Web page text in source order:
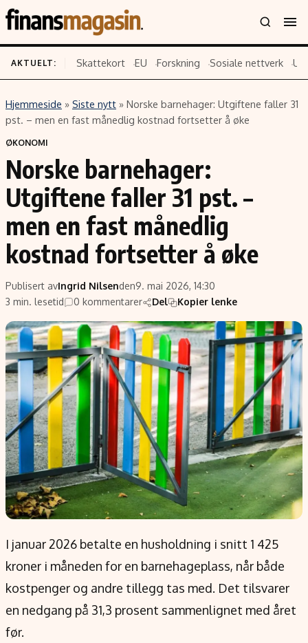
Innhold
Siste nytt
Eiendom
Energi og klima
Finans
Fritid
Hav og sjømat
Verden
Emner
Politikk
Selskaper
Teknologi
Forbrukerrettigheter
Aksjer
Forskning
Google
Kunstig intelligens
Infrastruktur
BitCoin
EU-Kommisjonen
Grønt skifte
Retningslinjer
Personvernerklæring
Annonsepolicy
Brukervilkår
Cookiepolicy
Retningslinjer for rettelser
Redaksjonell policy
Informasjon
Kontakt oss
Etiske retningslinjer
Verdensnyheter
AKTUELT: Skattekort EU Forskning Sosiale nettverk
Hjemmeside » Siste nytt » Norske barnehager: Utgiftene faller 31
pst. – men en fast månedlig kostnad fortsetter å øke
ØKONOMI
Norske barnehager:
Utgiftene faller 31 pst. –
men en fast månedlig
kostnad fortsetter å øke
Publisert avIngrid Nilsenden9. mai 2026, 14:30
3 min. lesetid
0 kommentarer Del Kopier lenke
I januar 2026 betalte en husholdning i snitt 1 425
kroner i måneden for en barnehageplass, når både
kostpenger og andre tillegg tas med. Det tilsvarer
en nedgang på 31,3 prosent sammenlignet med året
før.